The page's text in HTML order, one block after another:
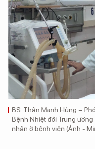
BS. Thân Mạnh Hùng –
Bệnh Nhiệt đới Trung
nhân ở bệnh viện (Ảnh -